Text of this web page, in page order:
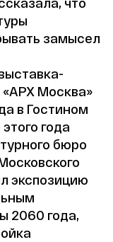
замысел
Москва»
в Гостином
года
бюро
экспозицию
2060 года,